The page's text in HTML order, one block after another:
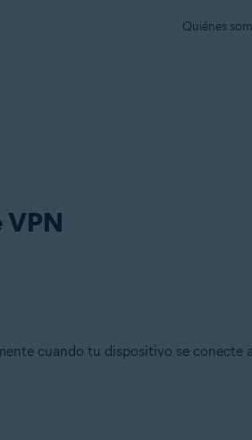
Quiénes
VPN
cuando tu dispositivo se conecte